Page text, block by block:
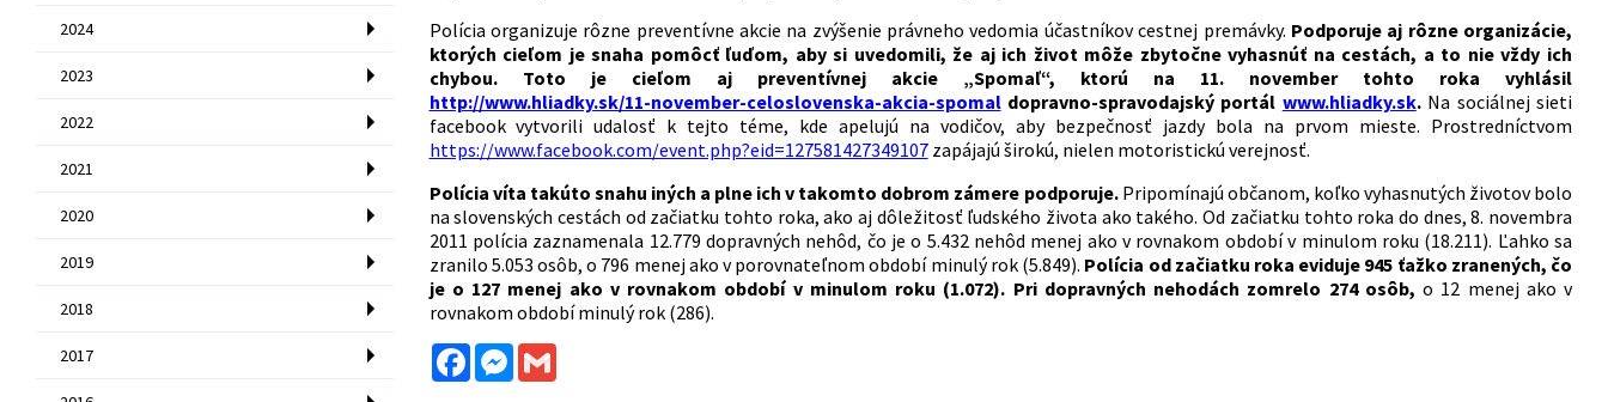
2024
2023
2022
2021
2020
2019
2018
2017
Polícia organizuje rôzne preventívne akcie na zvýšenie právneho vedomia účastníkov cestnej premávky. Podporuje aj rôzne organizácie,
ktorých cieľom je snaha pomôcť ľuďom, aby si uvedomili, že aj ich život môže zbytočne vyhasnúť na cestách, a to nie vždy ich
chybou. Toto je cieľom aj preventívnej akcie „Spomaľ“, ktorú na 11. november tohto roka vyhlásil
http://www.hliadky.sk/11-november-celoslovenska-akcia-spomaldopravno-spravodajský portál www.hliadky.sk.Na sociálnej sieti
facebook vytvorili udalosť k tejto téme, kde apelujú na vodičov, aby bezpečnosť jazdy bola na prvom mieste. Prostredníctvom
https://www.facebook.com/event.php?eid=127581427349107zapájajú širokú, nielen motoristickú verejnosť.
Polícia víta takúto snahu iných a plne ich v takomto dobrom zámere podporuje.Pripomínajú občanom, koľko vyhasnutých životov bolo
na slovenských cestách od začiatku tohto roka, ako aj dôležitosť ľudského života ako takého. Od začiatku tohto roka do dnes, 8. novembra
2011 polícia zaznamenala 12.779 dopravných nehôd, čo je o 5.432 nehôd menej ako v rovnakom období v minulom roku (18.211). Ľahko sa
zranilo 5.053 osôb, o 796 menej ako v porovnateľnom období minulý rok (5.849). Polícia od začiatku roka eviduje 945 ťažko zranených, čo
je o 127 menej ako v rovnakom období v minulom roku (1.072). Pri dopravných nehodách zomrelo 274 osôb, o 12 menej ako v
rovnakom období minulý rok (286).
FacebookMessenger
Gmail